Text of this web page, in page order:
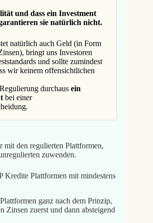
und dass ein Investment
sie natürlich nicht.
natürlich auch Geld (in Form
bringt uns Investoren
und sollte zumindest
wir keinem offensichtlichen
durchaus ein
bei einer
mit den regulierten Plattformen,
zuwenden.
Kredite Plattformen mit mindestens
ganz nach dem Prinzip,
Zinsen zuerst und dann absteigend